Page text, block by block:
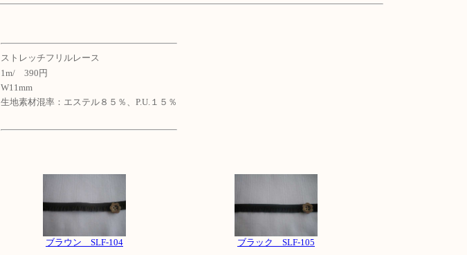
ストレッチフリルレース
1m/ 390円
W11mm
生地素材混率：エステル８５％、P.U.１５％
ブラウン SLF-104 ブラック SLF-105